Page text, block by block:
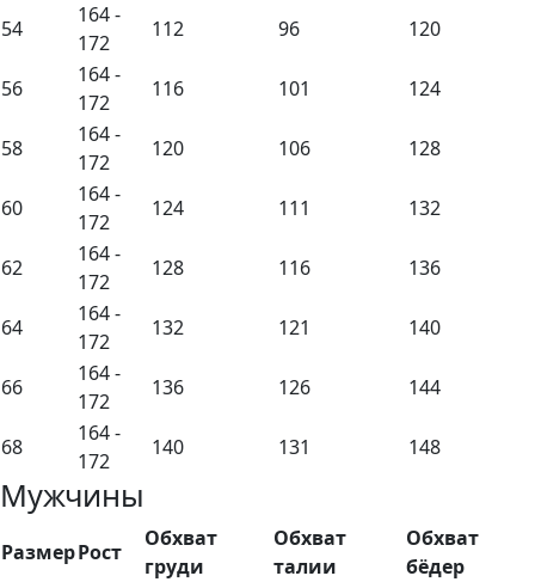
54
164 -
172
112 96 120
56
164 -
172
116 101 124
58
164 -
172
120 106 128
60
164 -
172
124 111 132
62
164 -
172
128 116 136
64
164 -
172
132 121 140
66
164 -
172
136 126 144
68
164 -
172
140 131 148
Мужчины
РазмерРост
Обхват
груди
Обхват
талии
Обхват
бёдер